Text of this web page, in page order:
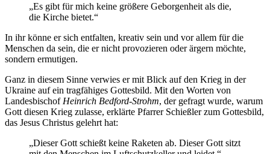
„Es gibt für mich keine größere Geborgenheit als die,
die Kirche bietet.“
In ihr könne er sich entfalten, kreativ sein und vor allem für die
Menschen da sein, die er nicht provozieren oder ärgern möchte,
sondern ermutigen.
Ganz in diesem Sinne verwies er mit Blick auf den Krieg in der
Ukraine auf ein tragfähiges Gottesbild. Mit den Worten von
Landesbischof Heinrich Bedford-Strohm, der gefragt wurde, warum
Gott diesen Krieg zulasse, erklärte Pfarrer Schießler zum Gottesbild,
das Jesus Christus gelehrt hat:
„Dieser Gott schießt keine Raketen ab. Dieser Gott sitzt